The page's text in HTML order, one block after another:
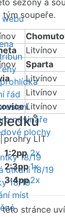
webu
řád
novináře
plochy
18/19
utkání 18/19
18/19
míst
sezóny a
tým soupeře.
Litvínov
Sparta
Litvínov
Litvínov
Litvínov
prohry LIT
1:2pp 2x
2:3pp1x
3:4pp2x
stránce